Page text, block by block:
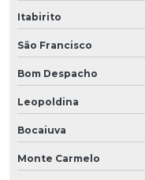
Itabirito
São Francisco
Bom Despacho
Leopoldina
Bocaiuva
Monte Carmelo